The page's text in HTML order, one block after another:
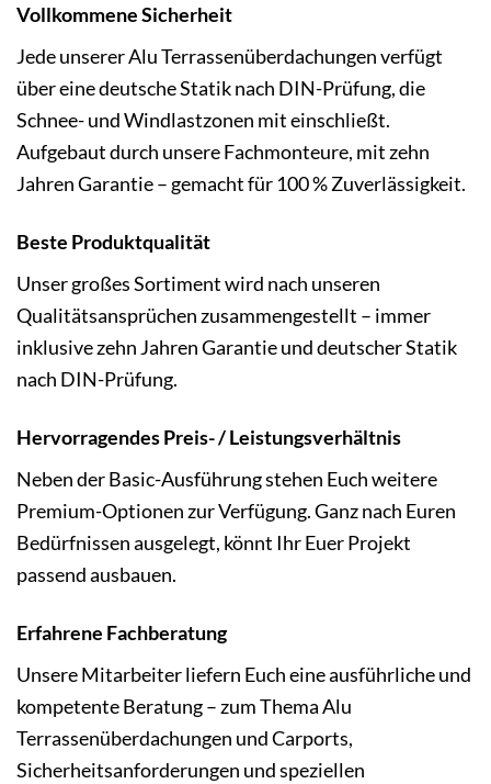
Vollkommene Sicherheit
Jede unserer Alu Terrassenüberdachungen verfügt
über eine deutsche Statik nach DIN-Prüfung, die
Schnee- und Windlastzonen mit einschließt.
Aufgebaut durch unsere Fachmonteure, mit zehn
Jahren Garantie – gemacht für 100 % Zuverlässigkeit.
Beste Produktqualität
Unser großes Sortiment wird nach unseren
Qualitätsansprüchen zusammengestellt – immer
inklusive zehn Jahren Garantie und deutscher Statik
nach DIN-Prüfung.
Hervorragendes Preis- / Leistungsverhältnis
Neben der Basic-Ausführung stehen Euch weitere
Premium-Optionen zur Verfügung. Ganz nach Euren
Bedürfnissen ausgelegt, könnt Ihr Euer Projekt
passend ausbauen.
Erfahrene Fachberatung
Unsere Mitarbeiter liefern Euch eine ausführliche und
kompetente Beratung – zum Thema Alu
Terrassenüberdachungen und Carports,
Sicherheitsanforderungen und speziellen